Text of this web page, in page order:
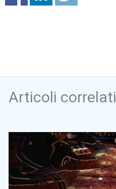
Articoli correlati